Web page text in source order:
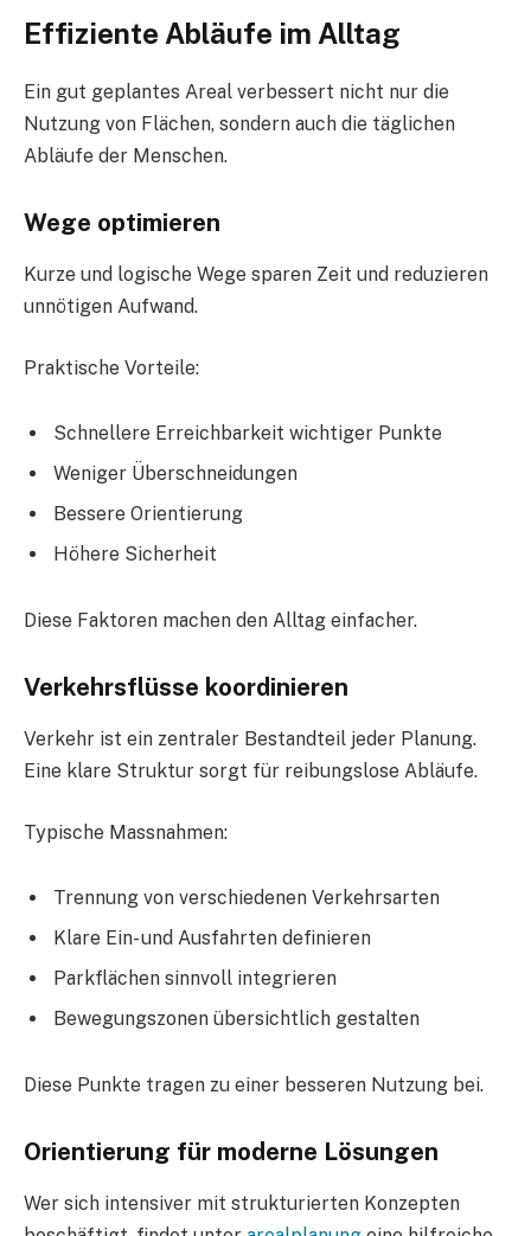
Effiziente Abläufe im Alltag
Ein gut geplantes Areal verbessert nicht nur die
Nutzung von Flächen, sondern auch die täglichen
Abläufe der Menschen.
Wege optimieren
Kurze und logische Wege sparen Zeit und reduzieren
unnötigen Aufwand.
Praktische Vorteile:
Schnellere Erreichbarkeit wichtiger Punkte
Weniger Überschneidungen
Bessere Orientierung
Höhere Sicherheit
Diese Faktoren machen den Alltag einfacher.
Verkehrsflüsse koordinieren
Verkehr ist ein zentraler Bestandteil jeder Planung.
Eine klare Struktur sorgt für reibungslose Abläufe.
Typische Massnahmen:
Trennung von verschiedenen Verkehrsarten
Klare Ein- und Ausfahrten definieren
Parkflächen sinnvoll integrieren
Bewegungszonen übersichtlich gestalten
Diese Punkte tragen zu einer besseren Nutzung bei.
Orientierung für moderne Lösungen
Wer sich intensiver mit strukturierten Konzepten